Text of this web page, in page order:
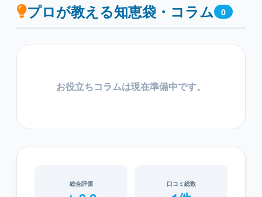
プロが教える知恵袋・コラム 0
お役立ちコラムは現在準備中です。
総合評価 口コミ総数